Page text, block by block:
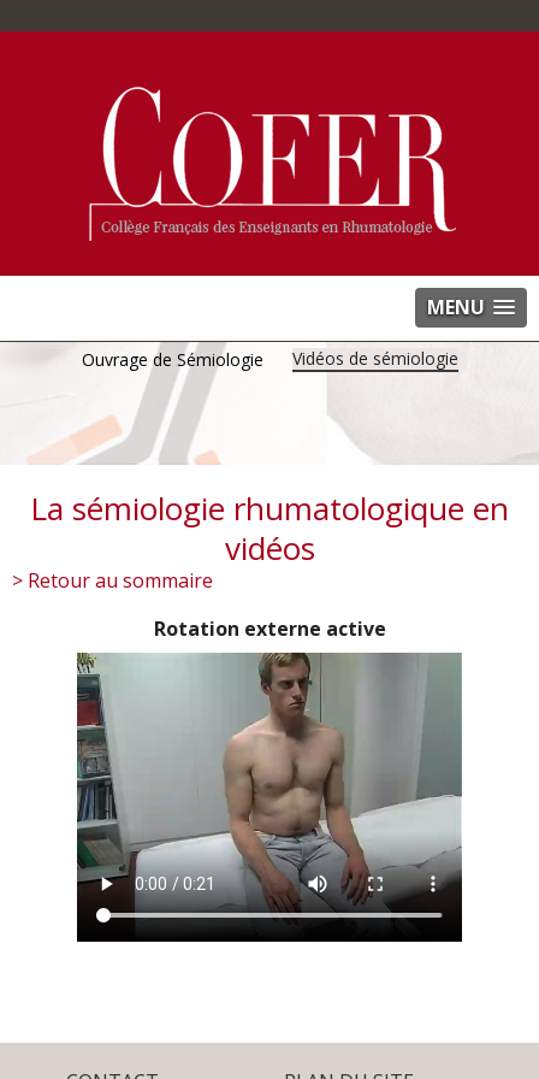
MENU
Ouvrage de Sémiologie Vidéos de sémiologie
La sémiologie rhumatologique en
vidéos
> Retour au sommaire
Rotation externe active